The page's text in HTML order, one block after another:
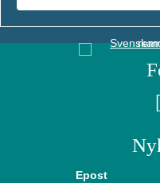
Epost